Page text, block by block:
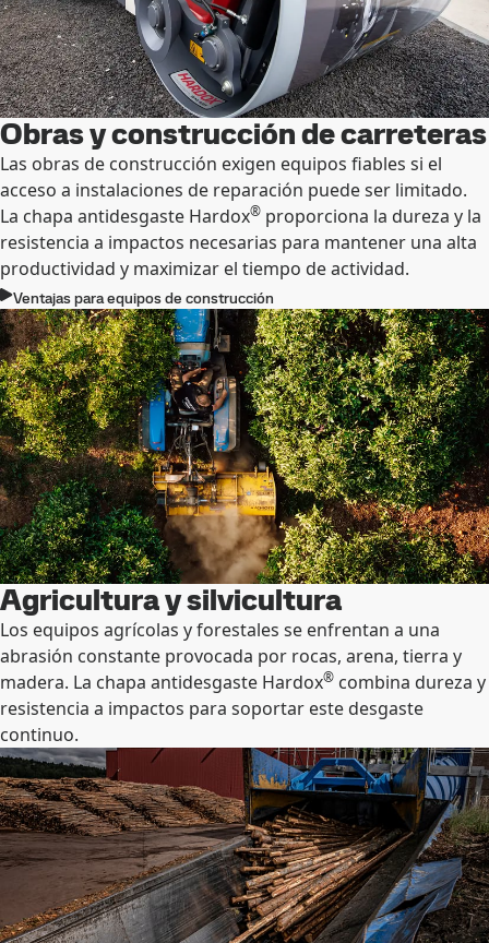
Obras y construcción de carreteras
Las obras de construcción exigen equipos fiables si el
acceso a instalaciones de reparación puede ser limitado.
La chapa antidesgaste Hardox® proporciona la dureza y la
resistencia a impactos necesarias para mantener una alta
productividad y maximizar el tiempo de actividad.
Ventajas para equipos de construcción
Agricultura y silvicultura
Los equipos agrícolas y forestales se enfrentan a una
abrasión constante provocada por rocas, arena, tierra y
madera. La chapa antidesgaste Hardox® combina dureza y
resistencia a impactos para soportar este desgaste
continuo.